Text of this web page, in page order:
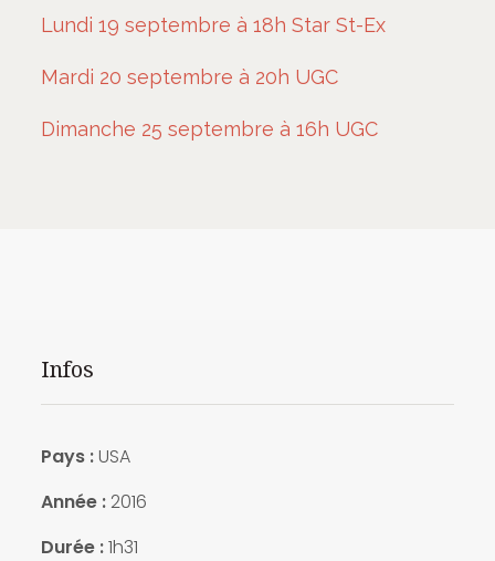
Lundi 19 septembre à 18h Star St-Ex
Mardi 20 septembre à 20h UGC
Dimanche 25 septembre à 16h UGC
Infos
Pays :USA
Année :2016
Durée :1h31